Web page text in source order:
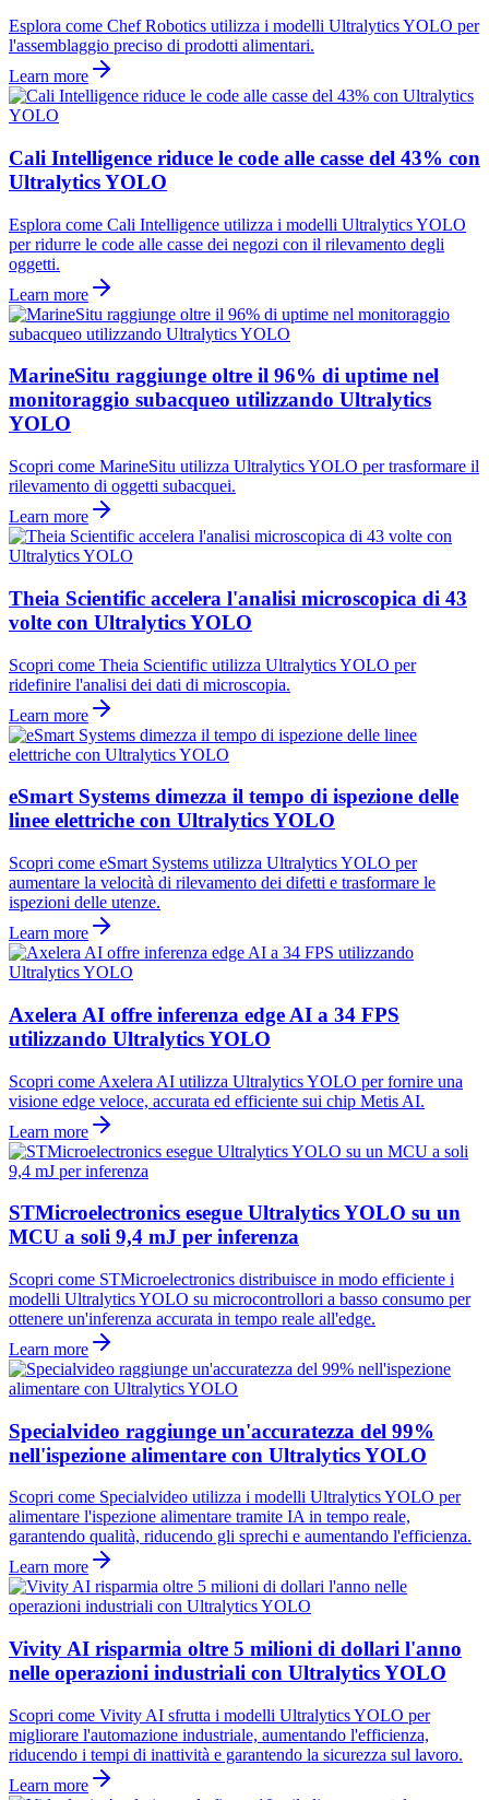
Esplora come Chef Robotics utilizza i modelli Ultralytics YOLO per
l'assemblaggio preciso di prodotti alimentari.
Learn more
Cali Intelligence riduce le code alle casse del 43% con
Ultralytics YOLO
Esplora come Cali Intelligence utilizza i modelli Ultralytics YOLO
per ridurre le code alle casse dei negozi con il rilevamento degli
oggetti.
Learn more
MarineSitu raggiunge oltre il 96% di uptime nel
monitoraggio subacqueo utilizzando Ultralytics
YOLO
Scopri come MarineSitu utilizza Ultralytics YOLO per trasformare il
rilevamento di oggetti subacquei.
Learn more
Theia Scientific accelera l'analisi microscopica di 43
volte con Ultralytics YOLO
Scopri come Theia Scientific utilizza Ultralytics YOLO per
ridefinire l'analisi dei dati di microscopia.
Learn more
eSmart Systems dimezza il tempo di ispezione delle
linee elettriche con Ultralytics YOLO
Scopri come eSmart Systems utilizza Ultralytics YOLO per
aumentare la velocità di rilevamento dei difetti e trasformare le
ispezioni delle utenze.
Learn more
Axelera AI offre inferenza edge AI a 34 FPS
utilizzando Ultralytics YOLO
Scopri come Axelera AI utilizza Ultralytics YOLO per fornire una
visione edge veloce, accurata ed efficiente sui chip Metis AI.
Learn more
STMicroelectronics esegue Ultralytics YOLO su un
MCU a soli 9,4 mJ per inferenza
Scopri come STMicroelectronics distribuisce in modo efficiente i
modelli Ultralytics YOLO su microcontrollori a basso consumo per
ottenere un'inferenza accurata in tempo reale all'edge.
Learn more
Specialvideo raggiunge un'accuratezza del 99%
nell'ispezione alimentare con Ultralytics YOLO
Scopri come Specialvideo utilizza i modelli Ultralytics YOLO per
alimentare l'ispezione alimentare tramite IA in tempo reale,
garantendo qualità, riducendo gli sprechi e aumentando l'efficienza.
Learn more
Vivity AI risparmia oltre 5 milioni di dollari l'anno
nelle operazioni industriali con Ultralytics YOLO
Scopri come Vivity AI sfrutta i modelli Ultralytics YOLO per
migliorare l'automazione industriale, aumentando l'efficienza,
riducendo i tempi di inattività e garantendo la sicurezza sul lavoro.
Learn more